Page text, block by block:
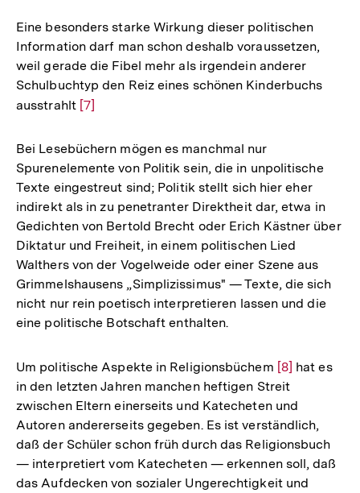
Eine besonders starke Wirkung dieser politischen
Information darf man schon deshalb voraussetzen,
weil gerade die Fibel mehr als irgendein anderer
Schulbuchtyp den Reiz eines schönen Kinderbuchs
ausstrahlt Zur
der
Fußnote
[7]
Bei Lesebüchern mögen es manchmal nur
Spurenelemente von Politik sein, die in unpolitische
Texte eingestreut sind; Politik stellt sich hier eher
indirekt als in zu penetranter Direktheit dar, etwa in
Gedichten von Bertold Brecht oder Erich Kästner über
Diktatur und Freiheit, in einem politischen Lied
Walthers von der Vogelweide oder einer Szene aus
Grimmelshausens „Simplizissimus" — Texte, die sich
nicht nur rein poetisch interpretieren lassen und die
eine politische Botschaft enthalten.
Um politische Aspekte in Religionsbüchem Zur
Auflösung
der
Fußnote
[8] hat es
in den letzten Jahren manchen heftigen Streit
zwischen Eltern einerseits und Katecheten und
Autoren andererseits gegeben. Es ist verständlich,
daß der Schüler schon früh durch das Religionsbuch
— interpretiert vom Katecheten — erkennen soll, daß
das Aufdecken von sozialer Ungerechtigkeit und